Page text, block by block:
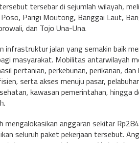
tersebar di sejumlah wilayah,
Parigi Moutong, Banggai Laut,
dan Tojo Una-Una.
infrastruktur jalan yang semakin baik
masyarakat. Mobilitas antarwilayah
pertanian, perkebunan, perikanan,
serta akses menuju pasar,
kawasan pemerintahan, hingga
mengalokasikan anggaran sekitar
seluruh paket pekerjaan tersebut.